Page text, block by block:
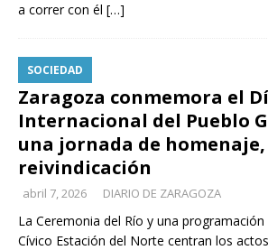
a correr con él […]
SOCIEDAD
Zaragoza conmemora el
Internacional del Pueblo
una jornada de
reivindicación
abril 7, 2026 DIARIO DE ZARAGOZA
La Ceremonia del Río y una
Cívico Estación del Norte centran los